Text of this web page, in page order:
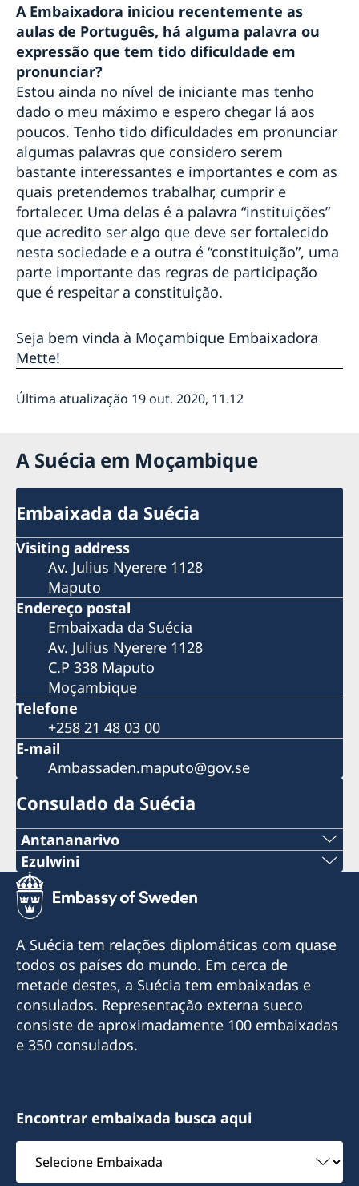
A Embaixadora iniciou recentemente as
aulas de Português, há alguma palavra ou
expressão que tem tido dificuldade em
pronunciar?
Estou ainda no nível de iniciante mas tenho
dado o meu máximo e espero chegar lá aos
poucos. Tenho tido dificuldades em pronunciar
algumas palavras que considero serem
bastante interessantes e importantes e com as
quais pretendemos trabalhar, cumprir e
fortalecer. Uma delas é a palavra “instituições”
que acredito ser algo que deve ser fortalecido
nesta sociedade e a outra é “constituição”, uma
parte importante das regras de participação
que é respeitar a constituição.
Seja bem vinda à Moçambique Embaixadora
Mette!
Última atualização 19 out. 2020, 11.12
A Suécia em Moçambique
Embaixada da Suécia
Visiting address
Av. Julius Nyerere 1128
Maputo
Endereço postal
Embaixada da Suécia
Av. Julius Nyerere 1128
C.P 338 Maputo
Moçambique
Telefone
+258 21 48 03 00
E-mail
Ambassaden.maputo@gov.se
Consulado da Suécia
Antananarivo
Telemóvel & Whatsapp:
+261 32 69 449 06
sweden.mgaconsulate@gmail.com
Villa Hacienda,
RP RAHAJAMARIZAFY
Ambohijatovo- Ivandry
Ezulwini
Tel:
+268 2416-1156
E-mail
swedishconsulate.eswatini@gmail.com
Nyonyane Street, Corner Plaza, Ezulwini,
Eswatini
A Embaixada da Suécia em Maputo é
credenciada lateralmente a Eswatini. Os
visitantes suecos de Eswatini podem entrar em
A Suécia tem relações diplomáticas com quase
todos os países do mundo. Em cerca de
metade destes, a Suécia tem embaixadas e
consulados. Representação externa sueco
consiste de aproximadamente 100 embaixadas
e 350 consulados.
Encontrar embaixada busca aqui
Selecione
Embaixada